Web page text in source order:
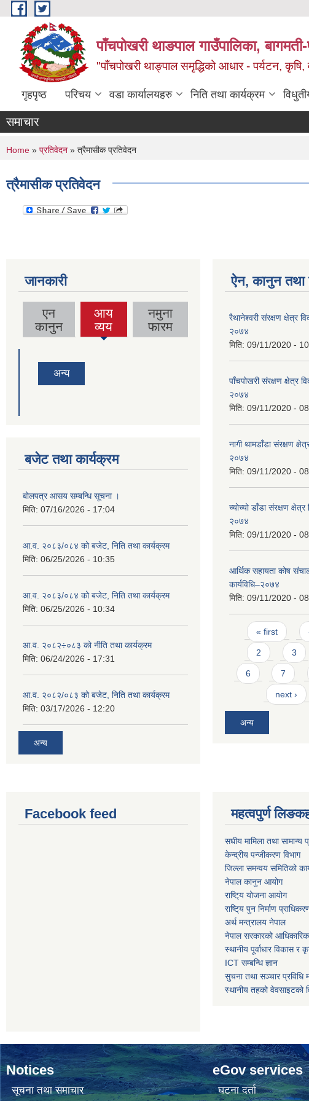
Skip to main content
पाँचपोखरी थाङपाल गाउँपालिका,
"पाँचपोखरी थाङ्पाल समृद्धिको आधार - पर्यटन,
गृहपृष्ठ परिचय वडा कार्यालयहरु निति तथा कार्यक्रम
समाचार
You are here
Home » प्रतिवेदन » त्रैमासीक प्रतिवेदन
त्रैमासीक प्रतिवेदन
जानकारी
एन
कानुन
आय
व्यय
(active
tab)
नमुना
फारम
अन्य
बजेट तथा कार्यक्रम
बोलपत्र आसय सम्बन्धि सूचना ।
मिति: 07/16/2026 - 17:04
आ.व. २०८३/०८४ को बजेट, निति तथा कार्यक्रम
मिति: 06/25/2026 - 10:35
आ.व. २०८३/०८४ को बजेट, निति तथा कार्यक्रम
मिति: 06/25/2026 - 10:34
आ.व. २०८२÷०८३ को नीति तथा कार्यक्रम
मिति: 06/24/2026 - 17:31
आ.व. २०८२/०८३ को बजेट, निति तथा कार्यक्रम
मिति: 03/17/2026 - 12:20
अन्य
ऐन, कानुन तथा
रैथानेश्वरी संरक्षण क्षेत्र
२०७४
मिति: 09/11/2020 -
पाँचपोखरी संरक्षण क्षेत्र
२०७४
मिति: 09/11/2020 -
नागी थामडाँडा संरक्षण
२०७४
मिति: 09/11/2020 -
च्योच्यो डाँडा संरक्षण
२०७४
मिति: 09/11/2020 -
आर्थिक सहायता कोष
कार्यविधि–२०७४
मिति: 09/11/2020 -
Pages
« first
2 3
6 7
next ›
अन्य
Facebook feed महत्वपुर्ण
स‌घीय मामिला तथा सामान्य
केन्द्रीय पन्जीकरण विभाग
जिल्ला समन्वय समितिको
नेपाल कानुन आयोग
राष्टि्य योजना आयोग
राष्टि्य पुन निर्माण
अर्थ मन्त्रालय नेपाल
नेपाल सरकारको आधिकारिक
स्थानीय पूर्वाधार विकास र
ICT सम्बन्धि ज्ञान
सुचना तथा सञ्चार प्रविधि
स्थानीय तहको वेवसाइटको
Notices
सूचना तथा समाचार
eGov services
घटना दर्ता